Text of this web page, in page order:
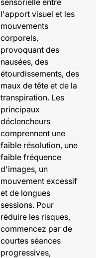
l'apport visuel et les
mouvements
corporels,
provoquant des
nausées, des
étourdissements, des
maux de tête et de la
transpiration. Les
principaux
déclencheurs
comprennent une
faible résolution, une
faible fréquence
d'images, un
mouvement excessif
et de longues
sessions. Pour
réduire les risques,
commencez par de
courtes séances
progressives,